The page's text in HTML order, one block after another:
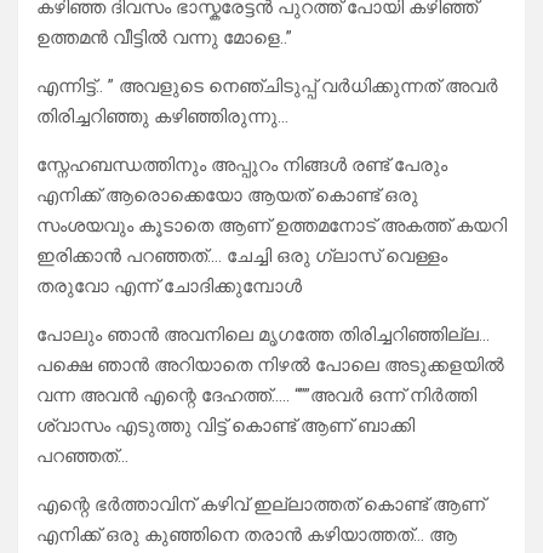
കഴിഞ്ഞ ദിവസം ഭാസ്കരേട്ടൻ പുറത്ത് പോയി കഴിഞ്ഞ്
ഉത്തമൻ വീട്ടിൽ വന്നു മോളെ..”
എന്നിട്ട്.. ” അവളുടെ നെഞ്ചിടുപ്പ് വർധിക്കുന്നത് അവർ
തിരിച്ചറിഞ്ഞു കഴിഞ്ഞിരുന്നു…
സ്നേഹബന്ധത്തിനും അപ്പുറം നിങ്ങൾ രണ്ട് പേരും
എനിക്ക് ആരൊക്കെയോ ആയത് കൊണ്ട് ഒരു
സംശയവും കൂടാതെ ആണ് ഉത്തമനോട് അകത്ത് കയറി
ഇരിക്കാൻ പറഞ്ഞത്…. ചേച്ചി ഒരു ഗ്ലാസ് വെള്ളം
തരുവോ എന്ന് ചോദിക്കുമ്പോൾ
പോലും ഞാൻ അവനിലെ മൃഗത്തേ തിരിച്ചറിഞ്ഞില്ല…
പക്ഷെ ഞാൻ അറിയാതെ നിഴൽ പോലെ അടുക്കളയിൽ
വന്ന അവൻ എന്റെ ദേഹത്ത്….. “””അവർ ഒന്ന് നിർത്തി
ശ്വാസം എടുത്തു വിട്ട് കൊണ്ട് ആണ് ബാക്കി
പറഞ്ഞത്…
എന്റെ ഭർത്താവിന് കഴിവ് ഇല്ലാത്തത് കൊണ്ട് ആണ്
എനിക്ക് ഒരു കുഞ്ഞിനെ തരാൻ കഴിയാത്തത്… ആ